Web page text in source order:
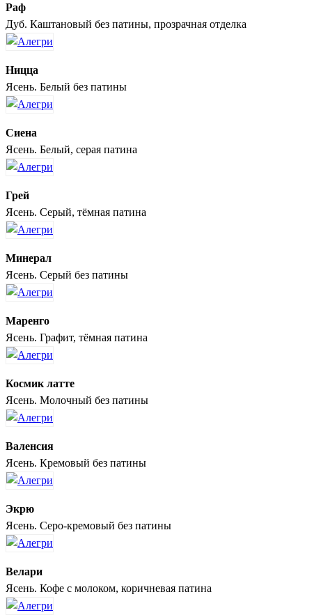
Раф
Дуб. Каштановый без патины, прозрачная отделка
Ницца
Ясень. Белый без патины
Сиена
Ясень. Белый, серая патина
Грей
Ясень. Серый, тёмная патина
Минерал
Ясень. Серый без патины
Маренго
Ясень. Графит, тёмная патина
Космик латте
Ясень. Молочный без патины
Валенсия
Ясень. Кремовый без патины
Экрю
Ясень. Серо-кремовый без патины
Велари
Ясень. Кофе с молоком, коричневая патина